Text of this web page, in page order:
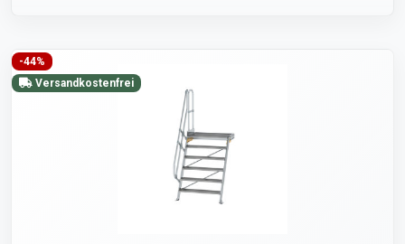
-44%
Versandkostenfrei